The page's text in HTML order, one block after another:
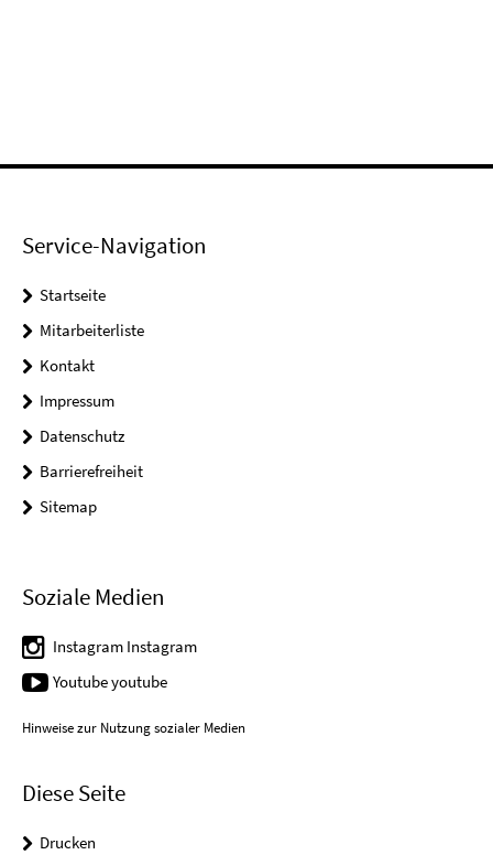
Service-Navigation
Startseite
Mitarbeiterliste
Kontakt
Impressum
Datenschutz
Barrierefreiheit
Sitemap
Soziale Medien
Instagram Instagram
Youtube youtube
Hinweise zur Nutzung sozialer Medien
Diese Seite
Drucken